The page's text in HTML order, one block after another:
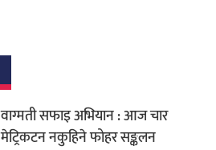
वाग्मती सफाइ अभियान : आज चार
मेट्रिकटन नकुहिने फोहर सङ्कलन